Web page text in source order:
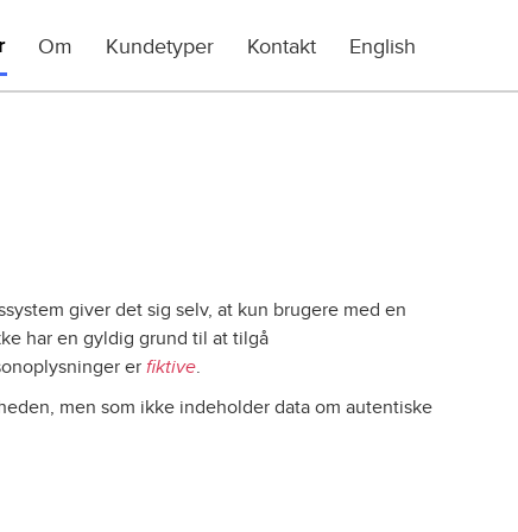
Om Kundetyper Kontakt English
giver det sig selv, at kun brugere med en
har en gyldig grund til at tilgå
erfiktive.
men som ikke indeholder data om autentiske